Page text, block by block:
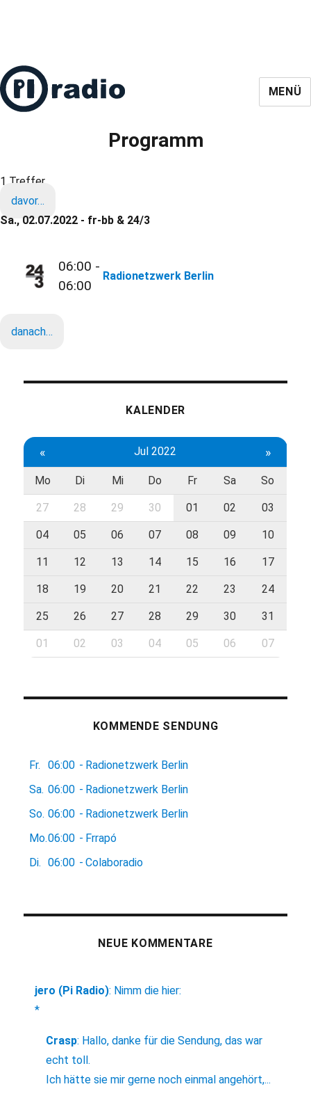
MENÜ
Programm
1 Treffer
davor…
Sa., 02.07.2022 - fr-bb & 24/3
06:00 -
06:00
Radionetzwerk Berlin
danach…
KALENDER
« Jul 2022 »
Mo Di Mi Do Fr Sa So
27 28 29 30 01 02 03
04 05 06 07 08 09 10
11 12 13 14 15 16 17
18 19 20 21 22 23 24
25 26 27 28 29 30 31
01 02 03 04 05 06 07
KOMMENDE SENDUNG
Fr. 06:00 - Radionetzwerk Berlin
Sa. 06:00 - Radionetzwerk Berlin
So. 06:00 - Radionetzwerk Berlin
Mo.06:00 - Frrapó
Di.
06:00 - Colaboradio
NEUE KOMMENTARE
jero (Pi Radio): Nimm die hier:
*
Crasp: Hallo, danke für die Sendung, das war
echt toll.
Ich hätte sie mir gerne noch einmal angehört,...